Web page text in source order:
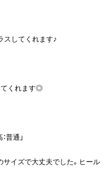
スしてくれます♪
てくれます◎
普通」
サイズで大丈夫でした。ヒール